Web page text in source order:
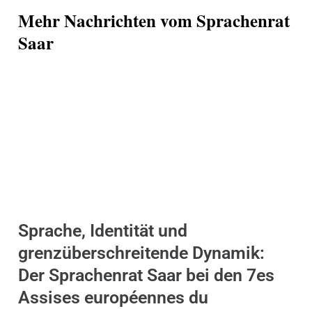
Mehr Nachrichten vom Sprachenrat
Saar
Sprache, Identität und
grenzüberschreitende Dynamik:
Der Sprachenrat Saar bei den 7es
Assises européennes du